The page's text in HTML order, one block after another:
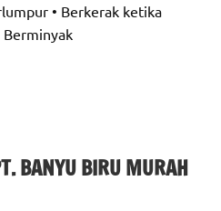
• Berkerak ketika
Berminyak
BANYU BIRU MURAH